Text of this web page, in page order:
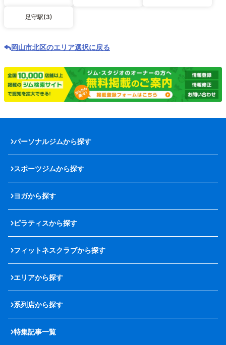
足守駅(3)
岡山市北区のエリア選択に戻る
パーソナルジムから探す
スポーツジムから探す
ヨガから探す
ピラティスから探す
フィットネスクラブから探す
エリアから探す
系列店から探す
特集記事一覧